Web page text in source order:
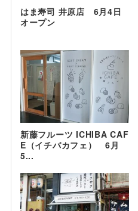
はま寿司 井原店 6月4日
オープン
新藤フルーツ ICHIBA CAF
E（イチバカフェ） 6月
5...